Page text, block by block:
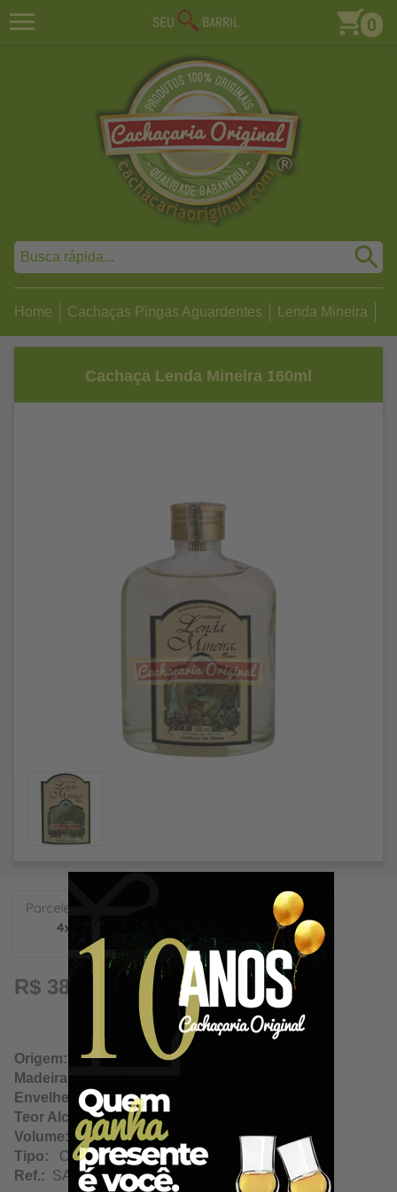
0
Home Cachaças Pingas Aguardentes Lenda Mineira
Cachaça Lenda Mineira 160ml
R$ 38,89
Origem: Tarumirim / Minas Gerais
Madeira:
Envelhecimento:N/A
Teor Alcoólico:45.00%
Volume: 160Ml
Tipo: Ouro
Ref.: SA12540